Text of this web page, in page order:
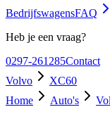
BedrijfswagensFAQ
Heb je een vraag?
0297-261285Contact
Volvo
XC60
Home
Auto's